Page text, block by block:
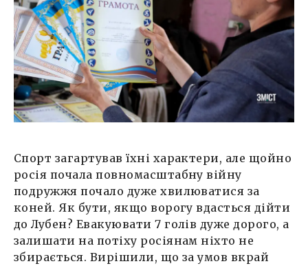
Спорт загартував їхні характери, але щойно
росія почала повномасштабну війну
подружжя почало дуже хвилюватися за
коней. Як бути, якщо ворогу вдасться дійти
до Лубен? Евакуювати 7 голів дуже дорого, а
залишати на потіху росіянам ніхто не
збирається. Вирішили, що за умов вкрай